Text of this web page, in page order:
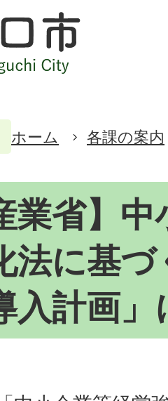
ホーム 各課の案内
業省】
法に基づ
入計画」